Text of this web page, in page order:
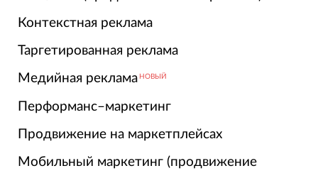
Контекстная реклама
Таргетированная реклама
Медийная реклама НОВЫЙ
Перформанс–маркетинг
Продвижение на маркетплейсах
Мобильный маркетинг (продвижение